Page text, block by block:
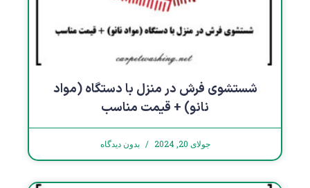
شستشوی فرش در منزل با دستگاه (مواد
نانو) + قیمت مناسب
جولای 20, 2024 بدون دیدگاه